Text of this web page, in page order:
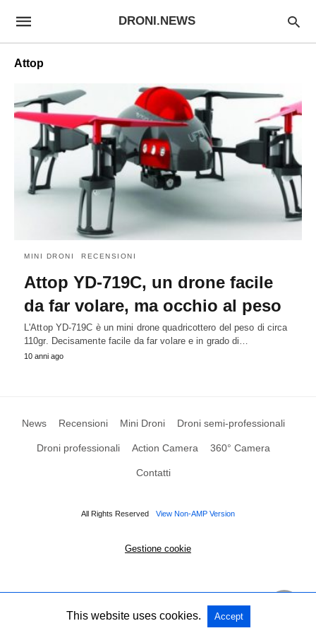
DRONI.NEWS
Attop
MINI DRONI RECENSIONI
Attop YD-719C, un drone facile
da far volare, ma occhio al peso
L'Attop YD-719C è un mini drone quadricottero del peso di circa
110gr. Decisamente facile da far volare e in grado di…
10 anni ago
News Recensioni Mini Droni Droni semi-professionali
Droni professionali Action Camera 360° Camera
Contatti
All Rights Reserved View Non-AMP Version
Gestione cookie
This website uses cookies. Accept